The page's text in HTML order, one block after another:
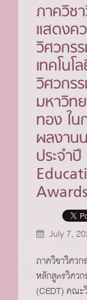
ภาควิช
แสดงค
วิศวกร
เทคโน
วิศวกร
มหาวิท
ทอง ใน
ผลงาน
ประจำ
July 7,
ภาควิชาวิศว
หลักสูตรวิศว
(CEDT) คณะ